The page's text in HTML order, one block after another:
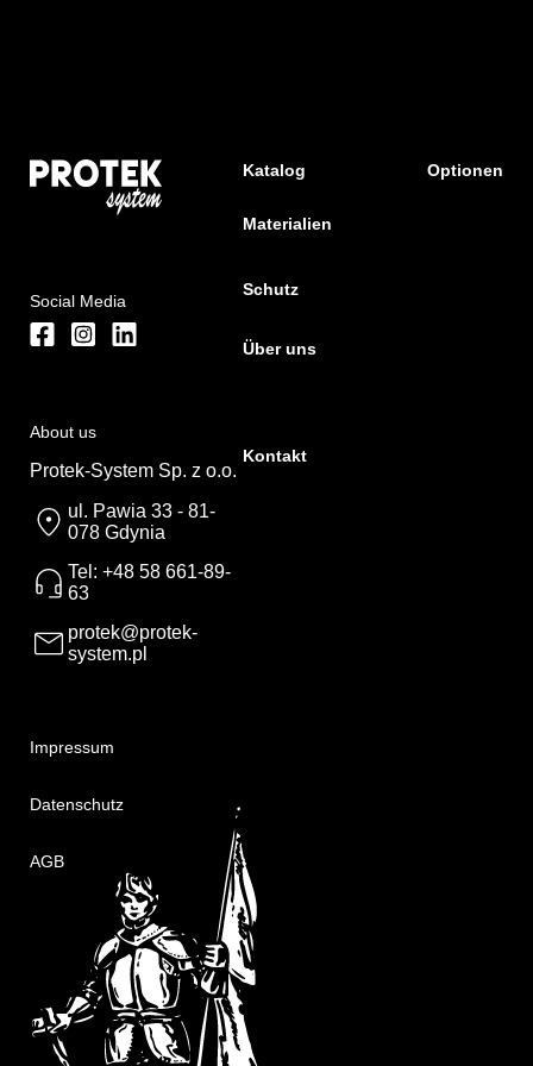
Social Media
About us
Protek-System Sp. z o.o.
ul. Pawia 33 - 81-
078 Gdynia
Tel: +48 58 661-89-
63
protek@protek-
system.pl
Impressum
Datenschutz
AGB
Katalog Optionen
Materialien
Schutz
Über uns
Kontakt